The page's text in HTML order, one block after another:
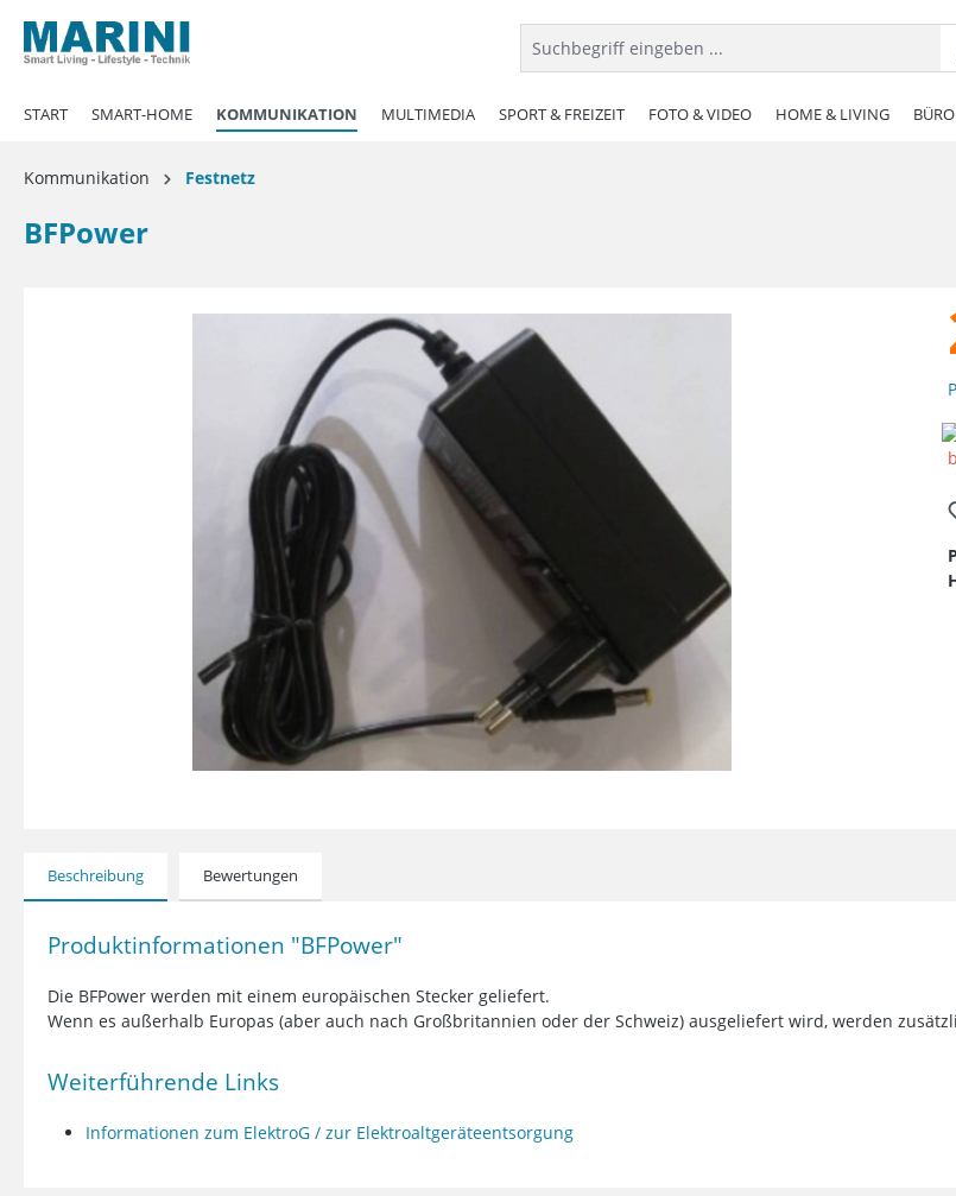
Zur Hauptnavigation springen
START SMART-HOME KOMMUNIKATION MULTIMEDIA SPORT & FREIZEIT FOTO & VIDEO HOME & LIVING
Kommunikation Festnetz
BFPower
Beschreibung Bewertungen
Produktinformationen "BFPower"
Die BFPower werden mit einem europäischen Stecker geliefert.
Wenn es außerhalb Europas (aber auch nach Großbritannien oder der Schweiz) ausgeliefert wird, werden
Weiterführende Links
Informationen zum ElektroG / zur Elektroaltgeräteentsorgung